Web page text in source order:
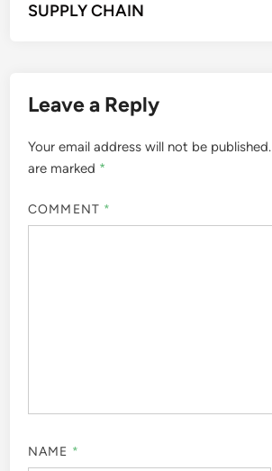
SUPPLY CHAIN
Leave a Reply
Your email address will not be published.
are marked *
COMMENT *
NAME *